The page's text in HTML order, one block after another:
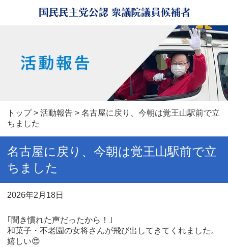
トップ> 活動報告 > 名古屋に戻り、今朝は覚王山駅前で立
ちました
名古屋に戻り、今朝は覚王山駅前で立
ちました
2026年2月18日
｢聞き慣れた声だったから！｣
和菓子・不老園の女将さんが飛び出してきてくれました。
嬉しい😍